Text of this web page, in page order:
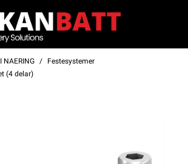
NAERING
Festesystemer
(4 delar)